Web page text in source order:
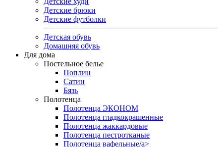
Детские брюки
Детские футболки
Детская обувь
Домашняя обувь
Для дома
Постельное белье
Поплин
Сатин
Бязь
Полотенца
Полотенца ЭКОНОМ
Полотенца гладкокрашенные
Полотенца жаккардовые
Полотенца пестротканые
Полотенца вафельные/a>